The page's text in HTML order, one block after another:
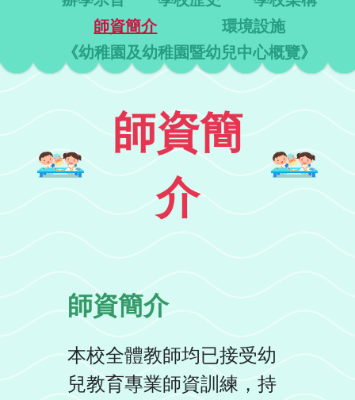
師資簡介
環境設施
《幼稚園及幼稚園暨幼兒中心概覽》
師資簡
介
師資簡介
本校全體教師均已接受幼
兒教育專業師資訓練，持